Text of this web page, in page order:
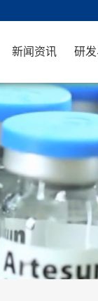
新闻资讯 研